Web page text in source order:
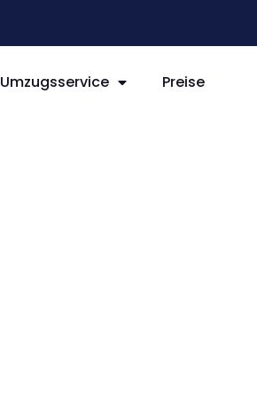
Umzugsservice Preise